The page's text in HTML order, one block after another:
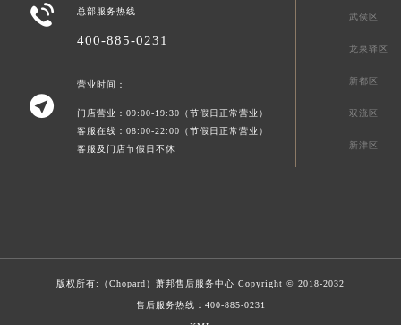
 总部服务热线
400-885-0231

营业时间：
门店营业：09:00-19:30（节假日正常营业）
客服在线：08:00-22:00（节假日正常营业）
客服及门店节假日不休
武侯区
龙泉驿区
新都区
双流区
新津区
版权所有:（Chopard） 萧邦售后服务中心 Copyright © 2018-2032
售后服务热线： 400-885-0231